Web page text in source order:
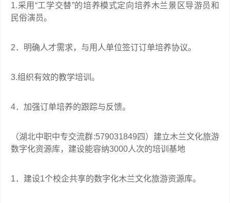
1.采用“工学交替”的培养模式定向培养木兰景区导游员和
民俗演员。
2．明确人才需求，与用人单位签订订单培养协议。
3.组织有效的教学培训。
4．加强订单培养的跟踪与反馈。
（湖北中职中专交流群:579031849四）建立木兰文化旅游
数字化资源库，建设能容纳3000人次的培训基地
1．建设1个校企共享的数字化木兰文化旅游资源库。